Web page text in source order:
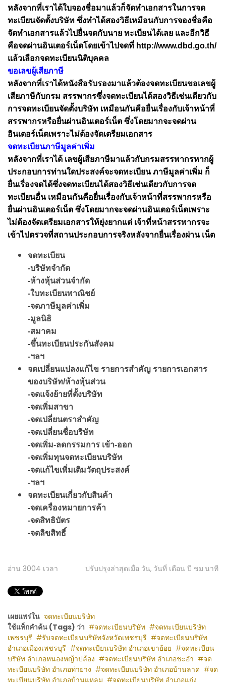
หลังจากที่เราได้ใบจองชื่อมาแล้วก็จัดทำเอกสารในการจด
ทะเบียนจัดตั้งบริษัท ซึ่งทำได้สองวิธีเหมือนกับการจองชื่อคือ
จัดทำเอกสารแล้วไปยื่นจดกับนาย ทะเบียนได้เลย และอีกวิธี
คือจดผ่านอินเตอร์เน็ตโดยเข้าไปจดที่ http://www.dbd.go.th/
แล้วเลือกจดทะเบียนนิติบุคคล
ขอเลขผู้เสียภาษี
หลังจากที่เราได้หนังสือรับรองมาแล้วต้องจดทะเบียนขอเลขผู้
เสียภาษีกับกรม สรรพากรซึ่งจดทะเบียนได้สองวิธีเช่นเดียวกับ
การจดทะเบียนจัดตั้งบริษัท เหมือนกันคือยื่นเรื่องกับเจ้าหน้าที่
สรรพากรหรือยื่นผ่านอินเตอร์เน็ต ซึ่งโดยมากจะจดผ่าน
อินเตอร์เน็ตเพราะไม่ต้องจัดเตรียมเอกสาร
จดทะเบียนภาษีมูลค่าเพิ่ม
หลังจากที่เราได้ เลขผู้เสียภาษีมาแล้วกับกรมสรรพากรหากผู้
ประกอบการท่านใดประสงค์จะจดทะเบียน ภาษีมูลค่าเพิ่ม ก็
ยื่นเรื่องจดได้ซึ่งจดทะเบียนได้สองวิธีเช่นเดียวกับการจด
ทะเบียนอื่น เหมือนกันคือยื่นเรื่องกับเจ้าหน้าที่สรรพากรหรือ
ยื่นผ่านอินเตอร์เน็ต ซึ่งโดยมากจะจดผ่านอินเตอร์เน็ตเพราะ
ไม่ต้องจัดเตรียมเอกสารให้ยุ่งยากแต่ เจ้าที่หน้าสรรพากรจะ
เข้าไปตรวจที่สถานประกอบการจริงหลังจากยื่นเรื่องผ่าน เน็ต
จดทะเบียน
-บริษัทจำกัด
-ห้างหุ้นส่วนจำกัด
-ใบทะเบียนพาณิชย์
-จดภาษีมูลค่าเพิ่ม
-มูลนิธิ
-สมาคม
-ขึ้นทะเบียนประกันสังคม
-ฯลฯ
จดเปลี่ยนแปลงแก้ไข รายการสำคัญ รายการเอกสาร
ของบริษัท/ห้างหุ้นส่วน
-จดแจ้งย้ายที่ตั้งบริษัท
-จดเพิ่มสาขา
-จดเปลี่ยนตราสำคัญ
-จดเปลี่ยนชื่อบริษัท
-จดเพิ่ม-ลดกรรมการ เข้า-ออก
-จดเพิ่มทุนจดทะเบียนบริษัท
-จดแก้ไขเพิ่มเติมวัตถุประสงค์
-ฯลฯ
จดทะเบียนเกี่ยวกับสินค้า
-จดเครื่องหมายการค้า
-จดสิทธิบัตร
-จดลิขสิทธิ์
อ่าน 3004 เวลา ปรับปรุงล่าสุดเมื่อ วัน, วันที่ เดือน ปี ชม:นาที
เผยแพร่ใน จดทะเบียนบริษัท
ใช้แท็กคำค้น (Tags) ว่า
จดทะเบียนบริษัท
จดทะเบียนบริษัท
เพชรบุรี
รับจดทะเบียนบริษัทจังหวัดเพชรบุรี
จดทะเบียนบริษัท
อำเภอเมืองเพชรบุรี
จดทะเบียนบริษัท อำเภอเขาย้อย
จดทะเบียน
บริษัท อำเภอหนองหญ้าปล้อง
จดทะเบียนบริษัท อำเภอชะอำ
จด
ทะเบียนบริษัท อำเภอท่ายาง
จดทะเบียนบริษัท อำเภอบ้านลาด
จด
ทะเบียนบริษัท อำเภอบ้านแหลม
จดทะเบียนบริษัท อำเภอแก่ง